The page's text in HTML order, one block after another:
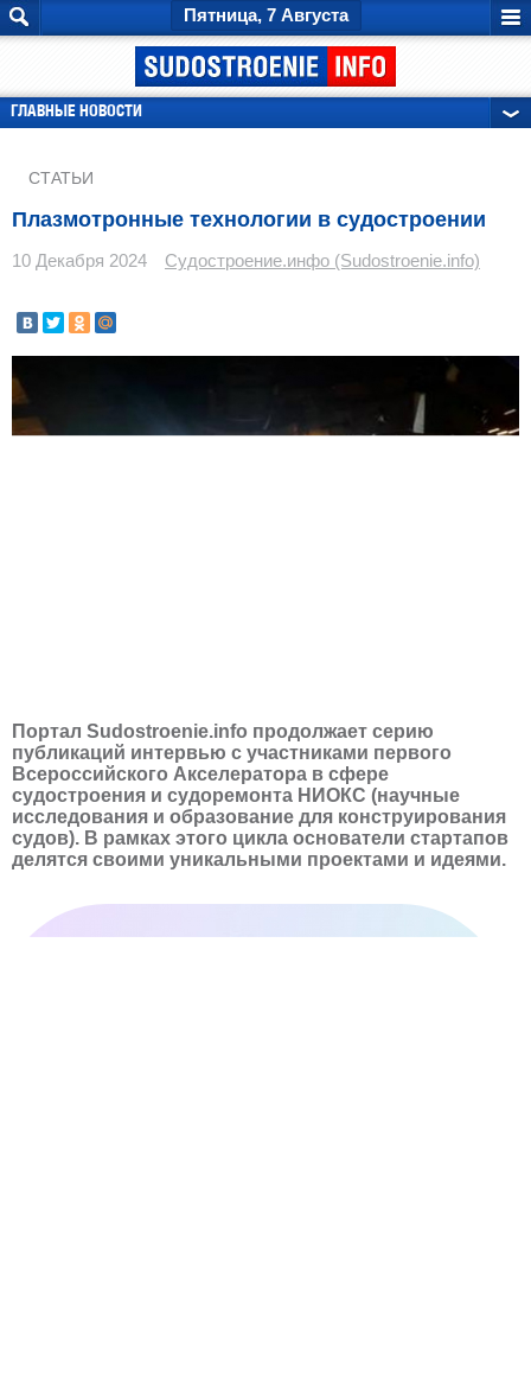
Пятница, 7 Августа
ГЛАВНЫЕ НОВОСТИ
СТАТЬИ
Плазмотронные технологии в судостроении
10 Декабря 2024 Судостроение.инфо (Sudostroenie.info)
Портал Sudostroenie.info продолжает серию
публикаций интервью с участниками первого
Всероссийского Акселератора в сфере
судостроения и судоремонта НИОКС (научные
исследования и образование для конструирования
судов). В рамках этого цикла основатели стартапов
делятся своими уникальными проектами и идеями.